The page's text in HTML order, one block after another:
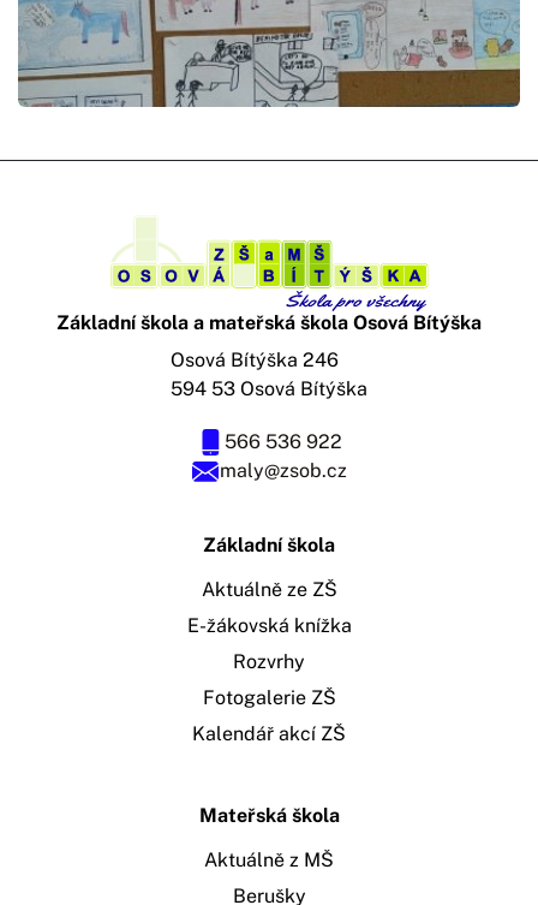
Základní škola a mateřská škola Osová Bítýška
maly@zsob.cz
566 536 922
Osová Bítýška 246
594 53 Osová Bítýška
Základní škola
Aktuálně ze ZŠ
E-žákovská knížka
Rozvrhy
Fotogalerie ZŠ
Kalendář akcí ZŠ
Mateřská škola
Aktuálně z MŠ
Berušky